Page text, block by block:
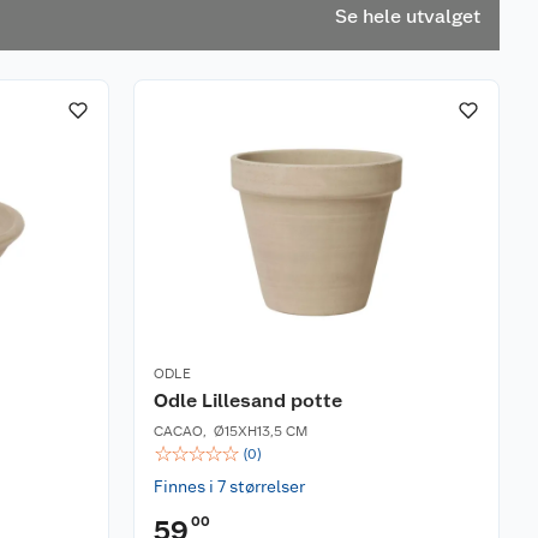
Se hele utvalget
ODLE
Odle Lillesand potte
CACAO, Ø15XH13,5 CM
☆☆☆☆☆ (0)
Finnes i 7 størrelser
59 00